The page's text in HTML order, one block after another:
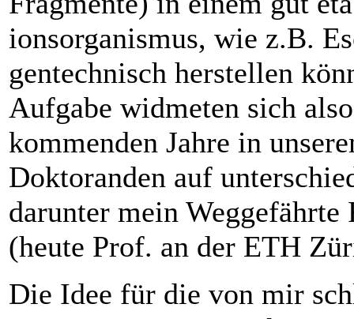
ionsorganismus, wie z.B.
gentechnisch herstellen
Aufgabe widmeten sich
kommenden Jahre in
Doktoranden auf
darunter mein
(heute Prof. an der ETH
Die Idee für die von mir